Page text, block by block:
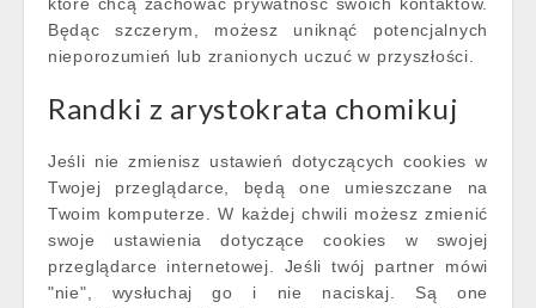
Będąc szczerym, możesz uniknąć potencjalnych
nieporozumień lub zranionych uczuć w przyszłości.
Randki z arystokrata chomikuj
Jeśli nie zmienisz ustawień dotyczących cookies w
Twojej przeglądarce, będą one umieszczane na
Twoim komputerze. W każdej chwili możesz zmienić
swoje ustawienia dotyczące cookies w swojej
przeglądarce internetowej. Jeśli twój partner mówi
"nie", wysłuchaj go i nie naciskaj. Są one